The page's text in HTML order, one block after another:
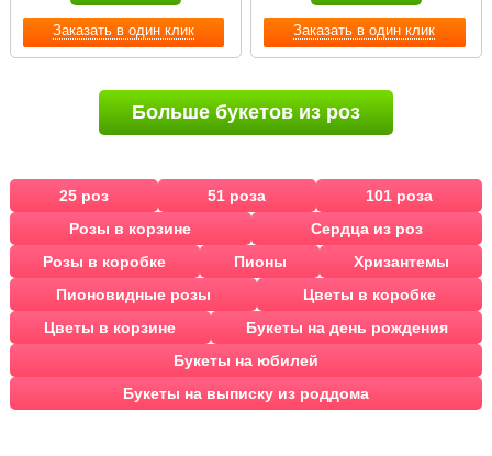
Заказать в один клик Заказать в один клик
Больше букетов из роз
25 роз 51 роза
101 роза
Розы в корзине
Сердца из роз
Розы в коробке
Пионы
Хризантемы
Пионовидные розы
Цветы в коробке
Цветы в корзине
Букеты на день рождения
Букеты на юбилей
Букеты на выписку из роддома